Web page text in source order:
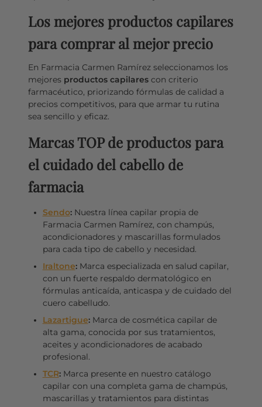
Los mejores productos capilares
para comprar al mejor precio
En Farmacia Carmen Ramírez seleccionamos los
mejores productos capilarescon criterio
farmacéutico, priorizando fórmulas de calidad a
precios competitivos, para que armar tu rutina
sea sencillo y eficaz.
Marcas TOP de productos para
el cuidado del cabello de
farmacia
Sendo:Nuestra línea capilar propia de
Farmacia Carmen Ramírez, con champús,
acondicionadores y mascarillas formulados
para cada tipo de cabello y necesidad.
Iraltone:Marca especializada en salud capilar,
con un fuerte respaldo dermatológico en
fórmulas anticaída, anticaspa y de cuidado del
cuero cabelludo.
Lazartigue:Marca de cosmética capilar de
alta gama, conocida por sus tratamientos,
aceites y acondicionadores de acabado
profesional.
TCR:Marca presente en nuestro catálogo
capilar con una completa gama de champús,
mascarillas y tratamientos para distintas